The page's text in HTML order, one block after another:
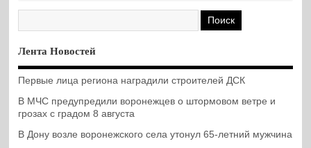
Лента Новостей
Первые лица региона наградили строителей ДСК
В МЧС предупредили воронежцев о штормовом ветре и
грозах с градом 8 августа
В Дону возле воронежского села утонул 65-летний мужчина